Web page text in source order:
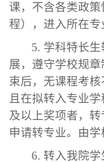
课，不含各类政
程），进入所在
5. 学科特长
展，遵守学校规
束后，无课程考核
且在拟转入专业
及以上奖项者，
申请转专业。由学
6.转入我院